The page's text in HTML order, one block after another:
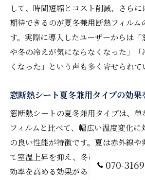
して、時間短縮とコスト削減、さら
期待できるのが夏冬兼用断熱フィルム
す。実際に導入したユーザーからは「
や冬の冷えが気にならなくなった」
くなった」という声も多く寄せられて
窓断熱シート夏冬兼用タイプの効果
窓断熱シートの夏冬兼用タイプは、単
フィルムと比べて、幅広い温度変化
の良い性能が特徴です。夏は赤外線
て室温上昇を抑え、冬は窓からの熱
効率を高める効果があります。
070-